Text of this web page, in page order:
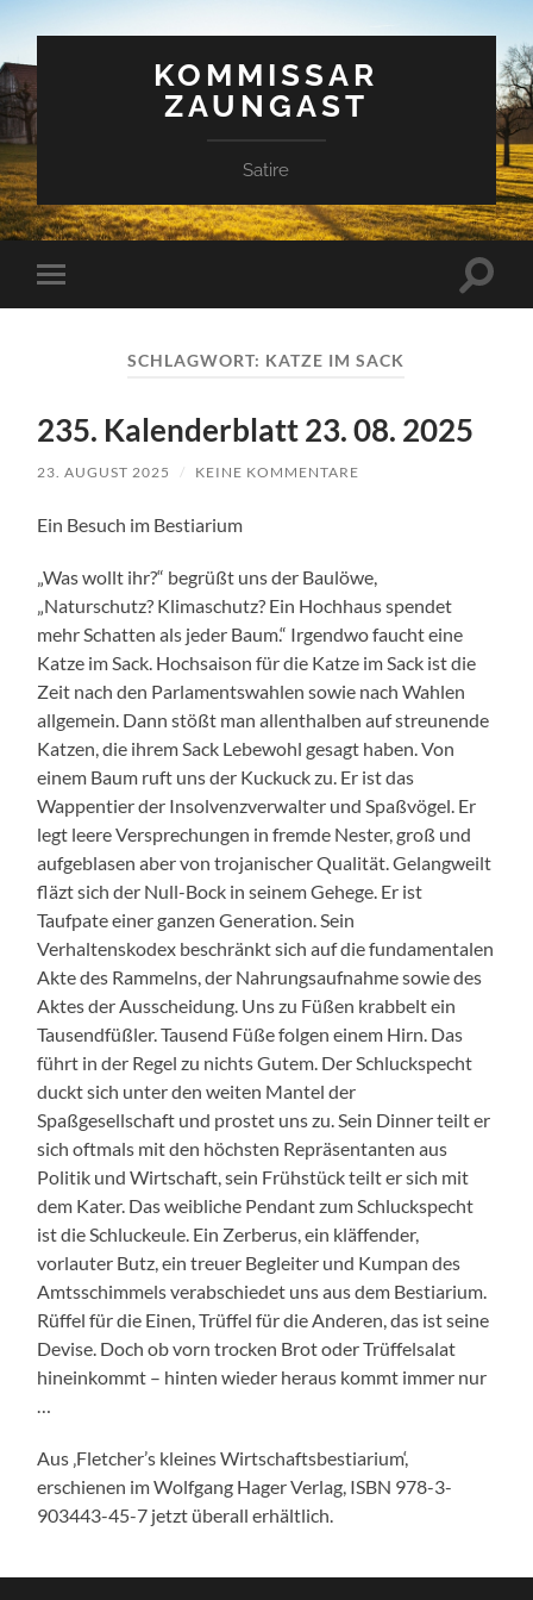
KOMMISSAR
ZAUNGAST
Satire
Mobile-
Menü
SCHLAGWORT: KATZE IM SACK
235. Kalenderblatt 23. 08. 2025
23. AUGUST 2025 / KEINE KOMMENTARE
Ein Besuch im Bestiarium
„Was wollt ihr?“ begrüßt uns der Baulöwe,
„Naturschutz? Klimaschutz? Ein Hochhaus spendet
mehr Schatten als jeder Baum.“ Irgendwo faucht eine
Katze im Sack. Hochsaison für die Katze im Sack ist die
Zeit nach den Parlamentswahlen sowie nach Wahlen
allgemein. Dann stößt man allenthalben auf streunende
Katzen, die ihrem Sack Lebewohl gesagt haben. Von
einem Baum ruft uns der Kuckuck zu. Er ist das
Wappentier der Insolvenzverwalter und Spaßvögel. Er
legt leere Versprechungen in fremde Nester, groß und
aufgeblasen aber von trojanischer Qualität. Gelangweilt
fläzt sich der Null-Bock in seinem Gehege. Er ist
Taufpate einer ganzen Generation. Sein
Verhaltenskodex beschränkt sich auf die fundamentalen
Akte des Rammelns, der Nahrungsaufnahme sowie des
Aktes der Ausscheidung. Uns zu Füßen krabbelt ein
Tausendfüßler. Tausend Füße folgen einem Hirn. Das
führt in der Regel zu nichts Gutem. Der Schluckspecht
duckt sich unter den weiten Mantel der
Spaßgesellschaft und prostet uns zu. Sein Dinner teilt er
sich oftmals mit den höchsten Repräsentanten aus
Politik und Wirtschaft, sein Frühstück teilt er sich mit
dem Kater. Das weibliche Pendant zum Schluckspecht
ist die Schluckeule. Ein Zerberus, ein kläffender,
vorlauter Butz, ein treuer Begleiter und Kumpan des
Amtsschimmels verabschiedet uns aus dem Bestiarium.
Rüffel für die Einen, Trüffel für die Anderen, das ist seine
Devise. Doch ob vorn trocken Brot oder Trüffelsalat
hineinkommt – hinten wieder heraus kommt immer nur
…
Aus ‚Fletcher’s kleines Wirtschaftsbestiarium‘,
erschienen im Wolfgang Hager Verlag, ISBN 978-3-
903443-45-7 jetzt überall erhältlich.